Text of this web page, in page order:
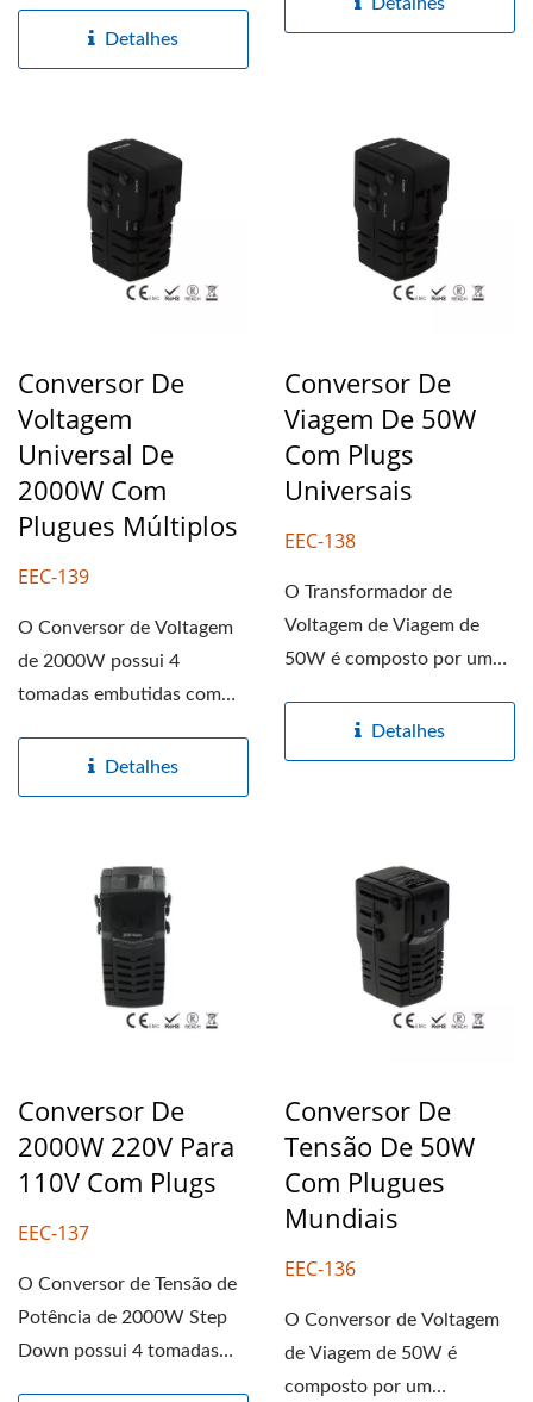
Detalhes
Conversor De
Voltagem
Universal De
2000W Com
Plugues Múltiplos
EEC-139
O Conversor de Voltagem
de 2000W possui 4
tomadas embutidas com
Detalhes
Conversor De
Viagem De 50W
Com Plugs
Universais
EEC-138
O Transformador de
Voltagem de Viagem de
50W é composto por um
converter...Detalhes
Conversor De
2000W 220V Para
110V Com Plugs
EEC-137
O Conversor de Tensão de
Potência de 2000W Step
Down possui 4 tomadas
Conversor De
Tensão De 50W
Com Plugues
Mundiais
EEC-136
O Conversor de Voltagem
de Viagem de 50W é
composto por um